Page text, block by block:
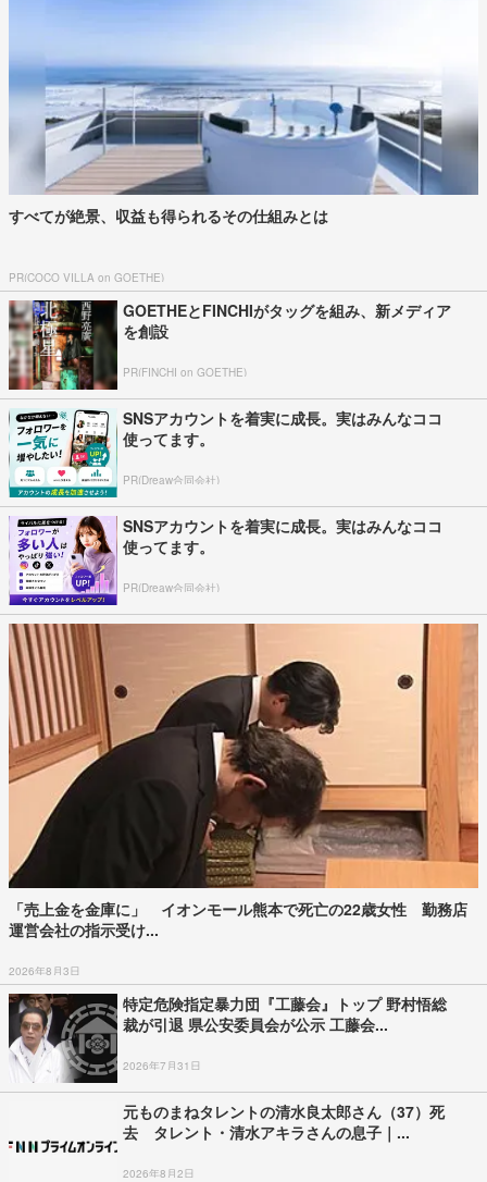
すべてが絶景、収益も得られるその仕組みとは
PR(COCO VILLA on GOETHE)
GOETHEとFINCHIがタッグを組み、新メディア
を創設
PR(FINCHI on GOETHE)
SNSアカウントを着実に成長。実はみんなココ
使ってます。
PR(Dreaw合同会社)
SNSアカウントを着実に成長。実はみんなココ
使ってます。
PR(Dreaw合同会社)
「売上金を金庫に」 イオンモール熊本で死亡の22歳女性 勤務店
運営会社の指示受け...
2026年8月3日
特定危険指定暴力団『工藤会』トップ 野村悟総
裁が引退 県公安委員会が公示 工藤会...
2026年7月31日
元ものまねタレントの清水良太郎さん（37）死
去 タレント・清水アキラさんの息子｜...
2026年8月2日